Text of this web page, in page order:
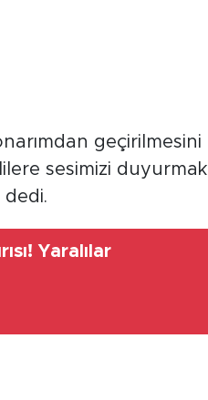
geçirilmesini
sesimizi duyurmak
dedi.
Yaralılar